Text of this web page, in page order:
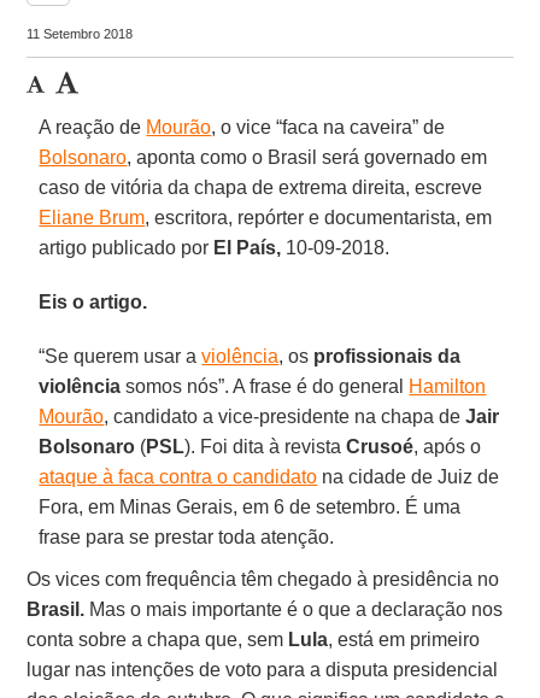
11 Setembro 2018
A reação de Mourão, o vice “faca na caveira” de
Bolsonaro, aponta como o Brasil será governado em
caso de vitória da chapa de extrema direita, escreve
Eliane Brum, escritora, repórter e documentarista, em
artigo publicado por El País, 10-09-2018.
Eis o artigo.
“Se querem usar aviolência, os profissionais da
violência somos nós”. A frase é do general Hamilton
Mourão, candidato a vice-presidente na chapa deJair
Bolsonaro (PSL). Foi dita à revistaCrusoé, após o
ataque à faca contra o candidato na cidade de Juiz de
Fora, em Minas Gerais, em 6 de setembro. É uma
frase para se prestar toda atenção.
Os vices com frequência têm chegado à presidência no
Brasil. Mas o mais importante é o que a declaração nos
conta sobre a chapa que, sem Lula, está em primeiro
lugar nas intenções de voto para a disputa presidencial